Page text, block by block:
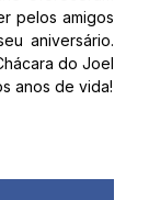
pelos amigos
aniversário.
do Joel
anos de vida!